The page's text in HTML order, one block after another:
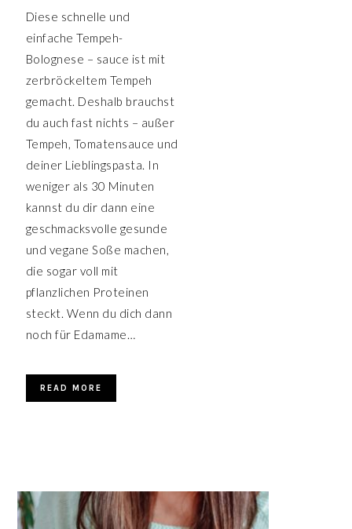
Diese schnelle und
einfache Tempeh-
Bolognese – sauce ist mit
zerbröckeltem Tempeh
gemacht. Deshalb brauchst
du auch fast nichts – außer
Tempeh, Tomatensauce und
deiner Lieblingspasta. In
weniger als 30 Minuten
kannst du dir dann eine
geschmacksvolle gesunde
und vegane Soße machen,
die sogar voll mit
pflanzlichen Proteinen
steckt. Wenn du dich dann
noch für Edamame…
READ MORE